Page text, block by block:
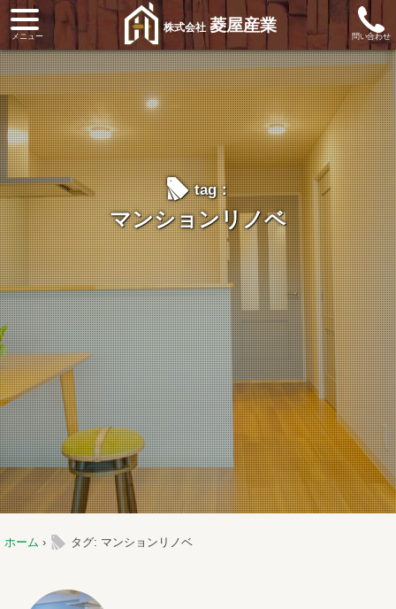
株式会社 菱屋産業
ltag：
マンションリノベ
ホーム › l タグ: マンションリノベ